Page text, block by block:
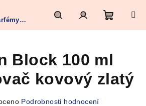
HledatPřihlášeníNákupní
košík
Block 100 ml
kovový zlatý
Podrobnosti hodnocení